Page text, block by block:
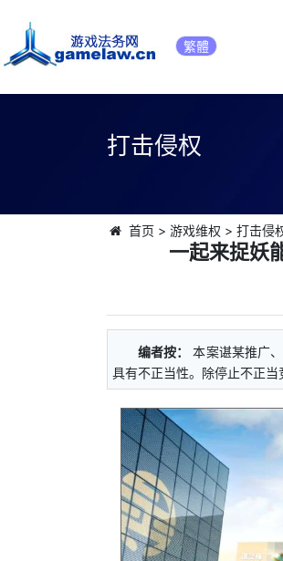
繁體
打击侵权
首页 > 游戏维权 > 打击侵
一起来捉妖
编者按：
本案谌某推广
具有不正当性。除停止不正当